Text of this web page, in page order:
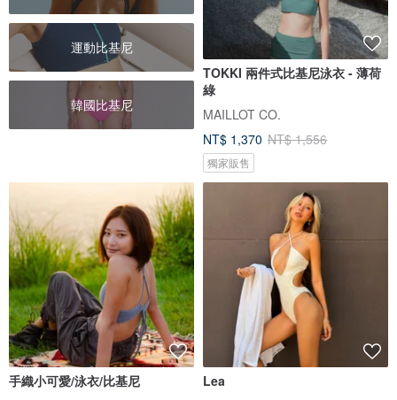
運動比基尼
韓國比基尼
TOKKI 兩件式比基尼泳衣 - 薄荷
綠
MAILLOT CO.
NT$ 1,370 NT$ 1,556
獨家販售
手織小可愛/泳衣/比基尼 Lea